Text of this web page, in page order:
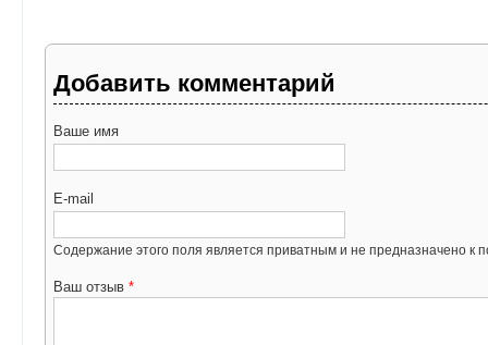
Добавить комментарий
Ваше имя
E-mail
Содержание этого поля является приватным и не предназначено к
Ваш отзыв *